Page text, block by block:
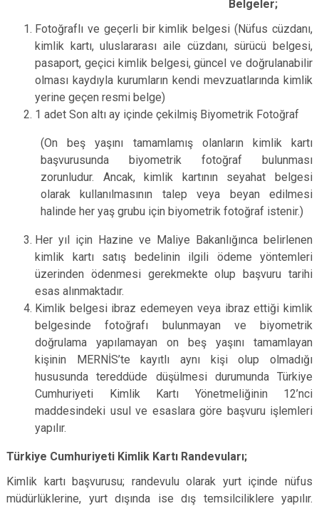
Belgeler;
Fotoğraflı ve geçerli bir kimlik belgesi (Nüfus cüzdanı,
kimlik kartı, uluslararası aile cüzdanı, sürücü belgesi,
pasaport, geçici kimlik belgesi, güncel ve doğrulanabilir
olması kaydıyla kurumların kendi mevzuatlarında kimlik
yerine geçen resmi belge)
1 adet Son altı ay içinde çekilmiş Biyometrik Fotoğraf
(On beş yaşını tamamlamış olanların kimlik kartı
başvurusunda biyometrik fotoğraf bulunması
zorunludur. Ancak, kimlik kartının seyahat belgesi
olarak kullanılmasının talep veya beyan edilmesi
halinde her yaş grubu için biyometrik fotoğraf istenir.)
Her yıl için Hazine ve Maliye Bakanlığınca belirlenen
kimlik kartı satış bedelinin ilgili ödeme yöntemleri
üzerinden ödenmesi gerekmekte olup başvuru tarihi
esas alınmaktadır.
Kimlik belgesi ibraz edemeyen veya ibraz ettiği kimlik
belgesinde fotoğrafı bulunmayan ve biyometrik
doğrulama yapılamayan on beş yaşını tamamlayan
kişinin MERNİS’te kayıtlı aynı kişi olup olmadığı
hususunda tereddüde düşülmesi durumunda Türkiye
Cumhuriyeti Kimlik Kartı Yönetmeliğinin 12’nci
maddesindeki usul ve esaslara göre başvuru işlemleri
yapılır.
Türkiye Cumhuriyeti Kimlik Kartı Randevuları;
Kimlik kartı başvurusu; randevulu olarak yurt içinde nüfus
müdürlüklerine, yurt dışında ise dış temsilciliklere yapılır.